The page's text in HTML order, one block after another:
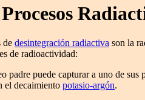
de desintegración radiactiva son la
de radioactividad:
padre puede capturar a uno de sus
el decaimiento potasio-argón.